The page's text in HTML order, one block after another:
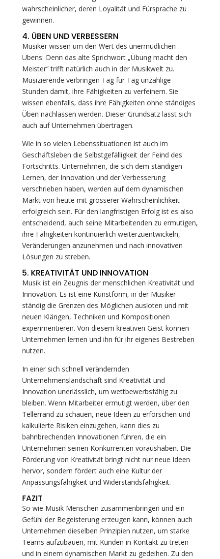
wahrscheinlicher, deren Loyalität und Fürsprache zu
gewinnen.
4. ÜBEN UND VERBESSERN
Musiker wissen um den Wert des unermüdlichen
Übens: Denn das alte Sprichwort „Übung macht den
Meister“ trifft natürlich auch in der Musikwelt zu.
Musizierende verbringen Tag für Tag unzählige
Stunden damit, ihre Fähigkeiten zu verfeinern. Sie
wissen ebenfalls, dass ihre Fähigkeiten ohne ständiges
Üben nachlassen werden. Dieser Grundsatz lässt sich
auch auf Unternehmen übertragen.
Wie in so vielen Lebenssituationen ist auch im
Geschäftsleben die Selbstgefälligkeit der Feind des
Fortschritts. Unternehmen, die sich dem ständigen
Lernen, der Innovation und der Verbesserung
verschrieben haben, werden auf dem dynamischen
Markt von heute mit grösserer Wahrscheinlichkeit
erfolgreich sein. Für den langfristigen Erfolg ist es also
entscheidend, auch seine Mitarbeitenden zu ermutigen,
ihre Fähigkeiten kontinuierlich weiterzuentwickeln,
Veränderungen anzunehmen und nach innovativen
Lösungen zu streben.
5. KREATIVITÄT UND INNOVATION
Musik ist ein Zeugnis der menschlichen Kreativität und
Innovation. Es ist eine Kunstform, in der Musiker
ständig die Grenzen des Möglichen ausloten und mit
neuen Klängen, Techniken und Kompositionen
experimentieren. Von diesem kreativen Geist können
Unternehmen lernen und ihn für ihr eigenes Bestreben
nutzen.
In einer sich schnell verändernden
Unternehmenslandschaft sind Kreativität und
Innovation unerlässlich, um wettbewerbsfähig zu
bleiben. Wenn Mitarbeiter ermutigt werden, über den
Tellerrand zu schauen, neue Ideen zu erforschen und
kalkulierte Risiken einzugehen, kann dies zu
bahnbrechenden Innovationen führen, die ein
Unternehmen seinen Konkurrenten voraushaben. Die
Förderung von Kreativität bringt nicht nur neue Ideen
hervor, sondern fördert auch eine Kultur der
Anpassungsfähigkeit und Widerstandsfähigkeit.
FAZIT
So wie Musik Menschen zusammenbringen und ein
Gefühl der Begeisterung erzeugen kann, können auch
Unternehmen dieselben Prinzipien nutzen, um starke
Teams aufzubauen, mit Kunden in Kontakt zu treten
und in einem dynamischen Markt zu gedeihen. Zu den